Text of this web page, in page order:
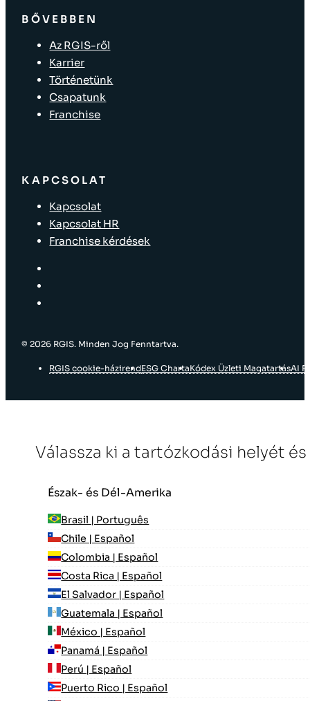
BŐVEBBEN
Az RGIS-ről
Karrier
Történetünk
Csapatunk
Franchise
KAPCSOLAT
Kapcsolat
Kapcsolat HR
Franchise kérdések
© 2026 RGIS. Minden Jog Fenntartva.
RGIS cookie-házirendESG ChartaKódex Üzleti MagatartásAI
Válassza ki a tartózkodási helyét
Észak- és Dél-Amerika
Brasil | Português
Chile | Español
Colombia | Español
Costa Rica | Español
El Salvador | Español
Guatemala | Español
México | Español
Panamá | Español
Perú | Español
Puerto Rico | Español